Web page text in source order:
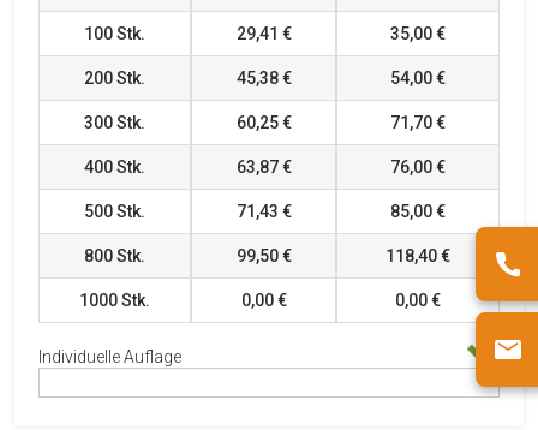
100Stk. 29,41 € 35,00 €
200Stk. 45,38 € 54,00 €
300Stk. 60,25 € 71,70 €
400Stk. 63,87 € 76,00 €
500Stk. 71,43 € 85,00 €
800Stk. 99,50 € 118,40 €
1000Stk. 0,00 € 0,00 €
Individuelle Auflage